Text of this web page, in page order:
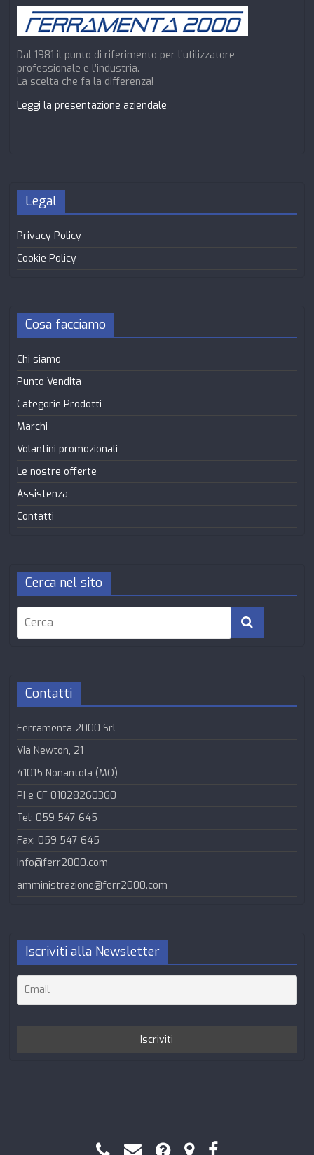
Dal 1981 il punto di riferimento per l’utilizzatore
professionale e l’industria.
La scelta che fa la differenza!
Leggi la presentazione aziendale
Legal
Privacy Policy
Cookie Policy
Cosa facciamo
Chi siamo
Punto Vendita
Categorie Prodotti
Marchi
Volantini promozionali
Le nostre offerte
Assistenza
Contatti
Cerca nel sito
Contatti
Ferramenta 2000 Srl
Via Newton, 21
41015 Nonantola (MO)
PI e CF 01028260360
Tel: 059 547 645
Fax: 059 547 645
info@ferr2000.com
amministrazione@ferr2000.com
Iscriviti alla Newsletter